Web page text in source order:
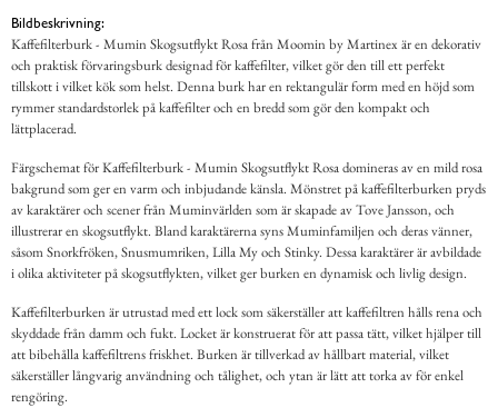
Bildbeskrivning:
Kaffefilterburk - Mumin Skogsutflykt Rosa från Moomin by Martinex är en dekorativ
och praktisk förvaringsburk designad för kaffefilter, vilket gör den till ett perfekt
tillskott i vilket kök som helst. Denna burk har en rektangulär form med en höjd som
rymmer standardstorlek på kaffefilter och en bredd som gör den kompakt och
lättplacerad.
Färgschemat för Kaffefilterburk - Mumin Skogsutflykt Rosa domineras av en mild rosa
bakgrund som ger en varm och inbjudande känsla. Mönstret på kaffefilterburken pryds
av karaktärer och scener från Muminvärlden som är skapade av Tove Jansson, och
illustrerar en skogsutflykt. Bland karaktärerna syns Muminfamiljen och deras vänner,
såsom Snorkfröken, Snusmumriken, Lilla My och Stinky. Dessa karaktärer är avbildade
i olika aktiviteter på skogsutflykten, vilket ger burken en dynamisk och livlig design.
Kaffefilterburken är utrustad med ett lock som säkerställer att kaffefiltren hålls rena och
skyddade från damm och fukt. Locket är konstruerat för att passa tätt, vilket hjälper till
att bibehålla kaffefiltrens friskhet. Burken är tillverkad av hållbart material, vilket
säkerställer långvarig användning och tålighet, och ytan är lätt att torka av för enkel
rengöring.